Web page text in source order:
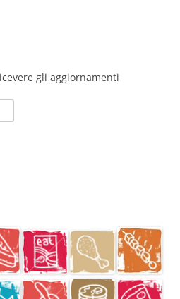
gli aggiornamenti